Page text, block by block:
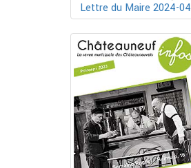
Lettre du Maire 2024-04